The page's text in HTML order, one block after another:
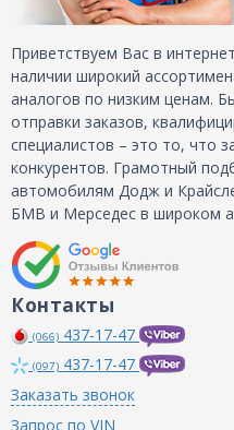
Приветствуем Вас в
наличии широкий
аналогов по низким ценам.
отправки заказов,
специалистов – это то, что
конкурентов. Грамотный
автомобилям Додж и
БМВ и Мерседес в широком
Контакты
(066) 437-17-47
(097) 437-17-47
Заказать звонок
Запрос по VIN